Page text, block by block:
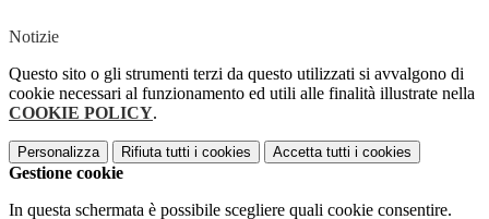
Notizie
Questo sito o gli strumenti terzi da questo utilizzati si avvalgono di
cookie necessari al funzionamento ed utili alle finalità illustrate nella
COOKIE POLICY.
Personalizza Rifiuta tutti i cookies Accetta tutti i cookies
Gestione cookie
In questa schermata è possibile scegliere quali cookie consentire.